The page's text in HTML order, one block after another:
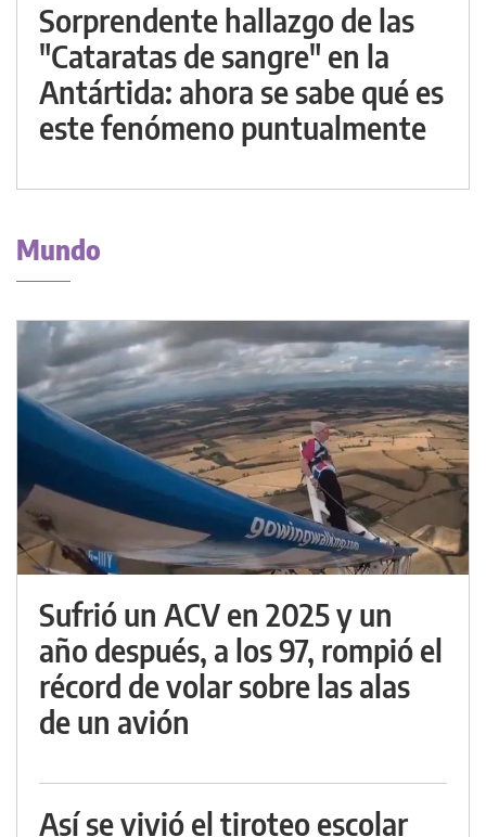
Sorprendente hallazgo de las
"Cataratas de sangre" en la
Antártida: ahora se sabe qué es
este fenómeno puntualmente
Mundo
Sufrió un ACV en 2025 y un
año después, a los 97, rompió el
récord de volar sobre las alas
de un avión
Así se vivió el tiroteo escolar